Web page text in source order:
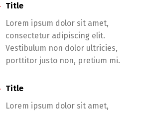
Title
Lorem ipsum dolor sit amet,
consectetur adipiscing elit.
Vestibulum non dolor ultricies,
porttitor justo non, pretium mi.
Title
Lorem ipsum dolor sit amet,